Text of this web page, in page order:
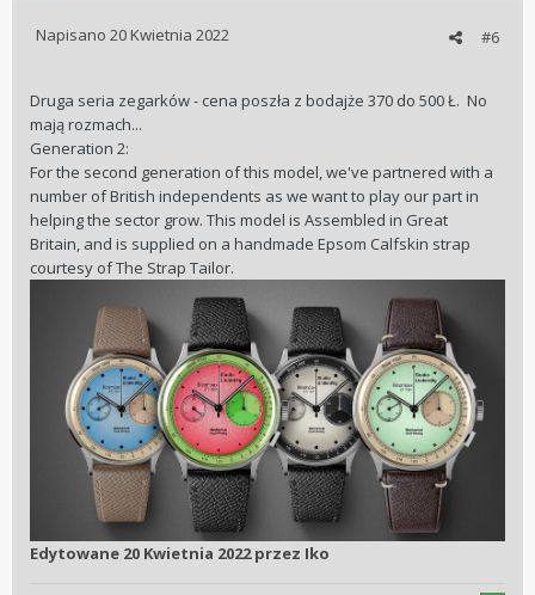
#6
Napisano 20 Kwietnia 2022
Druga seria zegarków - cena poszła z bodajże 370 do 500 Ł. No
mają rozmach...
Generation 2:
For the second generation of this model, we've partnered with a
number of British independents as we want to play our part in
helping the sector grow. This model is Assembled in Great
Britain, and is supplied on a handmade Epsom Calfskin strap
courtesy of The Strap Tailor.
Edytowane 20 Kwietnia 2022przez Iko